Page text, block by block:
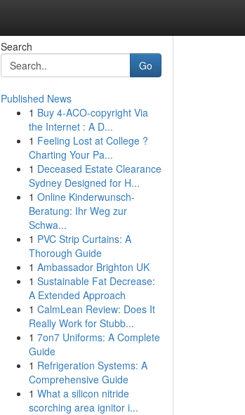
Search
Go
Published News
1 Buy 4-ACO-copyright Via
the Internet : A D...
1 Feeling Lost at College ?
Charting Your Pa...
1 Deceased Estate Clearance
Sydney Designed for H...
1 Online Kinderwunsch-
Beratung: Ihr Weg zur
Schwa...
1 PVC Strip Curtains: A
Thorough Guide
1 Ambassador Brighton UK
1 Sustainable Fat Decrease:
A Extended Approach
1 CalmLean Review: Does It
Really Work for Stubb...
1 7on7 Uniforms: A Complete
Guide
1 Refrigeration Systems: A
Comprehensive Guide
1 What a silicon nitride
scorching area ignitor i...